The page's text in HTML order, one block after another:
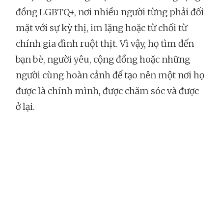
đồng LGBTQ+, nơi nhiều người từng phải đối
mặt với sự kỳ thị, im lặng hoặc từ chối từ
chính gia đình ruột thịt. Vì vậy, họ tìm đến
bạn bè, người yêu, cộng đồng hoặc những
người cùng hoàn cảnh để tạo nên một nơi họ
được là chính mình, được chăm sóc và được
ở lại.